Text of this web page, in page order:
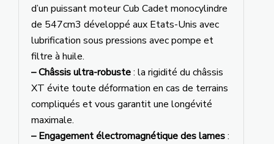
d’un puissant moteur Cub Cadet monocylindre
de 547cm3 développé aux Etats-Unis avec
lubrification sous pressions avec pompe et
filtre à huile.
– Châssis ultra-robuste: la rigidité du châssis
XT évite toute déformation en cas de terrains
compliqués et vous garantit une longévité
maximale.
– Engagement électromagnétique des lames: